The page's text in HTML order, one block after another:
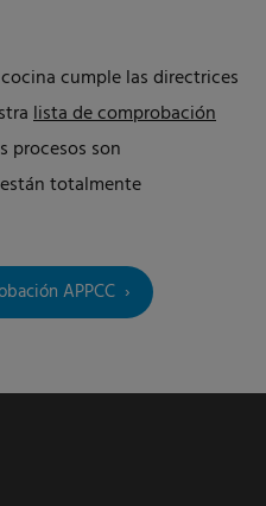
cumple las directrices
lista de comprobación
procesos son
totalmente
APPCC